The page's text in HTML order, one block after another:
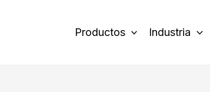
Productos Industria